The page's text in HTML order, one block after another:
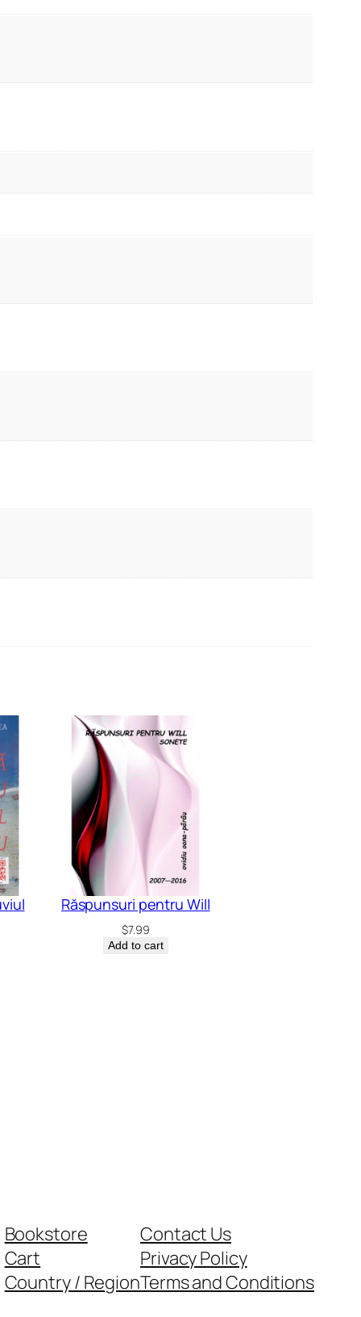
Răspunsuri pentru Will
$7.99
Add to cart
Bookstore
Cart
Country / Region
Contact Us
Privacy Policy
Terms and Conditions